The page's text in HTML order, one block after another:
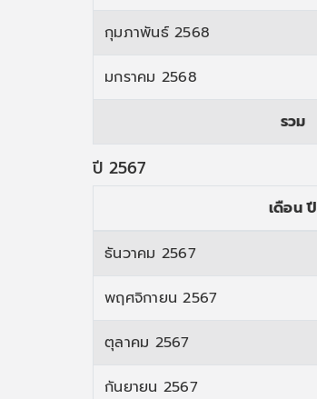
กุมภาพันธ์ 2568
มกราคม 2568
รวม
ปี 2567
เดือน ปี
ธันวาคม 2567
พฤศจิกายน 2567
ตุลาคม 2567
กันยายน 2567